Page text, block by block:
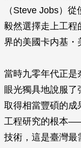
（Steve Jobs）
毅然選擇走上工程
界的美國卡内基・
當時九零年代正是
眼光獨具地說服了
取得相當豐碩的成
工程研究的根本
技術，這是臺灣最